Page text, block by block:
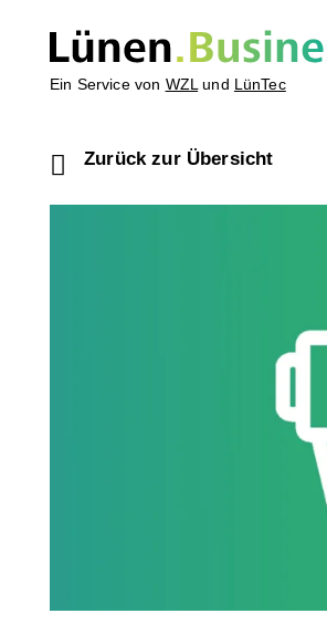
Ein Service von WZL und LünTec
Zurück zur Übersicht